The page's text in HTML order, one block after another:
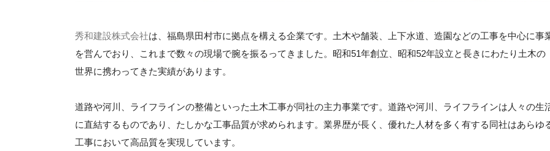
秀和建設株式会社は、福島県田村市に拠点を構える企業です。土木や舗装、上下水道、造園などの工事を中心に事
を営んでおり、これまで数々の現場で腕を振るってきました。昭和51年創立、昭和52年設立と長きにわたり土木の
世界に携わってきた実績があります。
道路や河川、ライフラインの整備といった土木工事が同社の主力事業です。道路や河川、ライフラインは人々の生
に直結するものであり、たしかな工事品質が求められます。業界歴が長く、優れた人材を多く有する同社はあらゆ
工事において高品質を実現しています。